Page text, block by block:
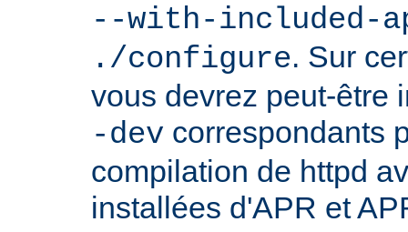
--with-included-
./configure. Sur
vous devrez peut-être
-dev correspondants
compilation de httpd
installées d'APR et